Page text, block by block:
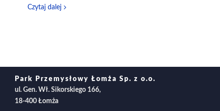
Czytaj dalej
Park Przemysłowy Łomża Sp. z o.o.
ul. Gen. Wł. Sikorskiego 166,
18-400 Łomża